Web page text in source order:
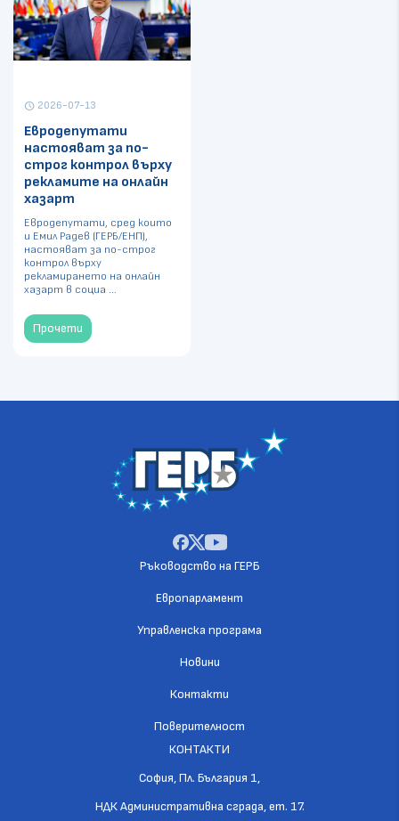
schedule 2026-07-13
Евродепутати
настояват за по-
строг контрол върху
рекламите на онлайн
хазарт
Евродепутати, сред които
и Емил Радев (ГЕРБ/ЕНП),
настояват за по-строг
контрол върху
рекламирането на онлайн
хазарт в социа ...
Прочети
Ръководство на ГЕРБ
Европарламент
Управленска програма
Новини
Контакти
Поверителност
КОНТАКТИ
София, Пл. България 1,
НДК Административна сграда, ет. 17.